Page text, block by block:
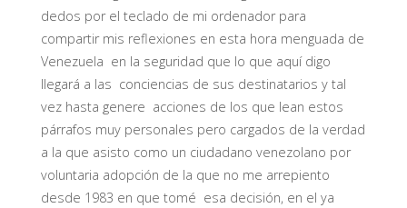
dedos por el teclado de mi ordenador para
compartir mis reflexiones en esta hora menguada de
Venezuela en la seguridad que lo que aquí digo
llegará a las conciencias de sus destinatarios y tal
vez hasta genere acciones de los que lean estos
párrafos muy personales pero cargados de la verdad
a la que asisto como un ciudadano venezolano por
voluntaria adopción de la que no me arrepiento
desde 1983 en que tomé esa decisión, en el ya